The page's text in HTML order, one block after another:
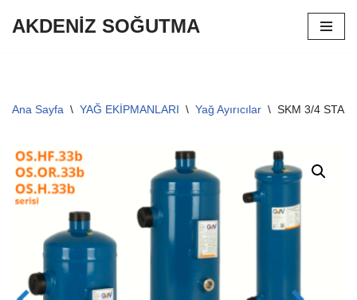
AKDENİZ SOĞUTMA
Ana Sayfa \ YAĞ EKİPMANLARI \ Yağ Ayırıcılar \ SKM 3/4